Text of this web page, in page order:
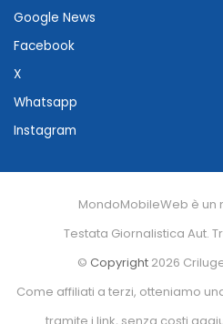
Google News
Facebook
X
Whatsapp
Instagram
MondoMobileWeb è
Testata Giornalistica Aut.
© Copyright 2026
Come affiliati a terzi, otteniamo
tramite i link, senza costi